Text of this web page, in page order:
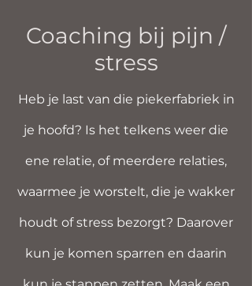
Coaching bij pijn /
stress
Heb je last van die piekerfabriek in
je hoofd? Is het telkens weer die
ene relatie, of meerdere relaties,
waarmee je worstelt, die je wakker
houdt of stress bezorgt? Daarover
kun je komen sparren en daarin